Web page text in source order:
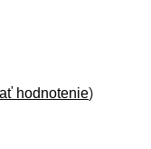
hodnotenie)